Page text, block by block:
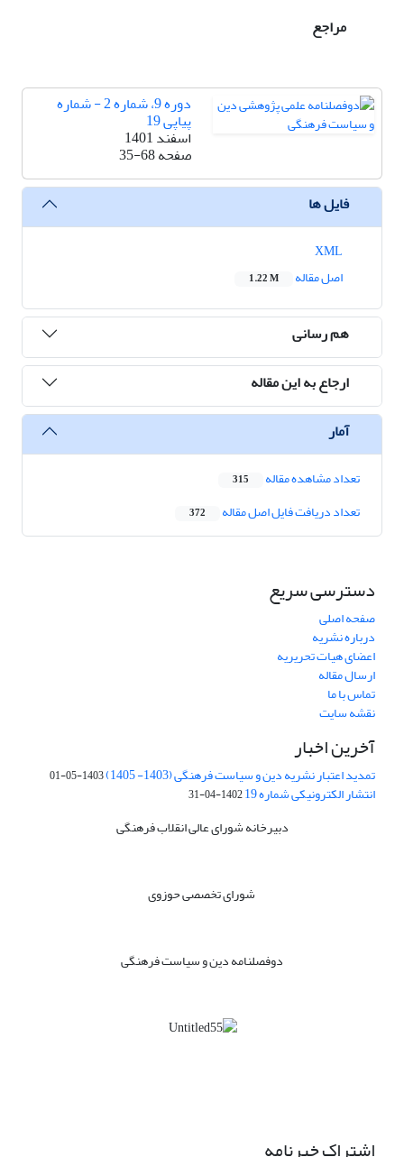
مراجع
دوره 9، شماره 2 - شماره
پیاپی 19
اسفند 1401
صفحه35-68
فایل ها
اصل مقاله
1.22 M
هم رسانی
ارجاع به این مقاله
آمار
تعداد مشاهده مقاله 315
تعداد دریافت فایل اصل مقاله 372
دسترسی سریع
صفحه اصلی
درباره نشریه
اعضای هیات تحریریه
ارسال مقاله
تماس با ما
نقشه سایت
آخرین اخبار
تمدید اعتبار نشریه دین و سیاست فرهنگی (1403- 1405) 1403-05-01
انتشار الکترونیکی شماره 19 1402-04-31
دبیرخانه شورای عالی انقلاب فرهنگی
شورای تخصصی حوزوی
دوفصلنامه دین و سیاست فرهنگی